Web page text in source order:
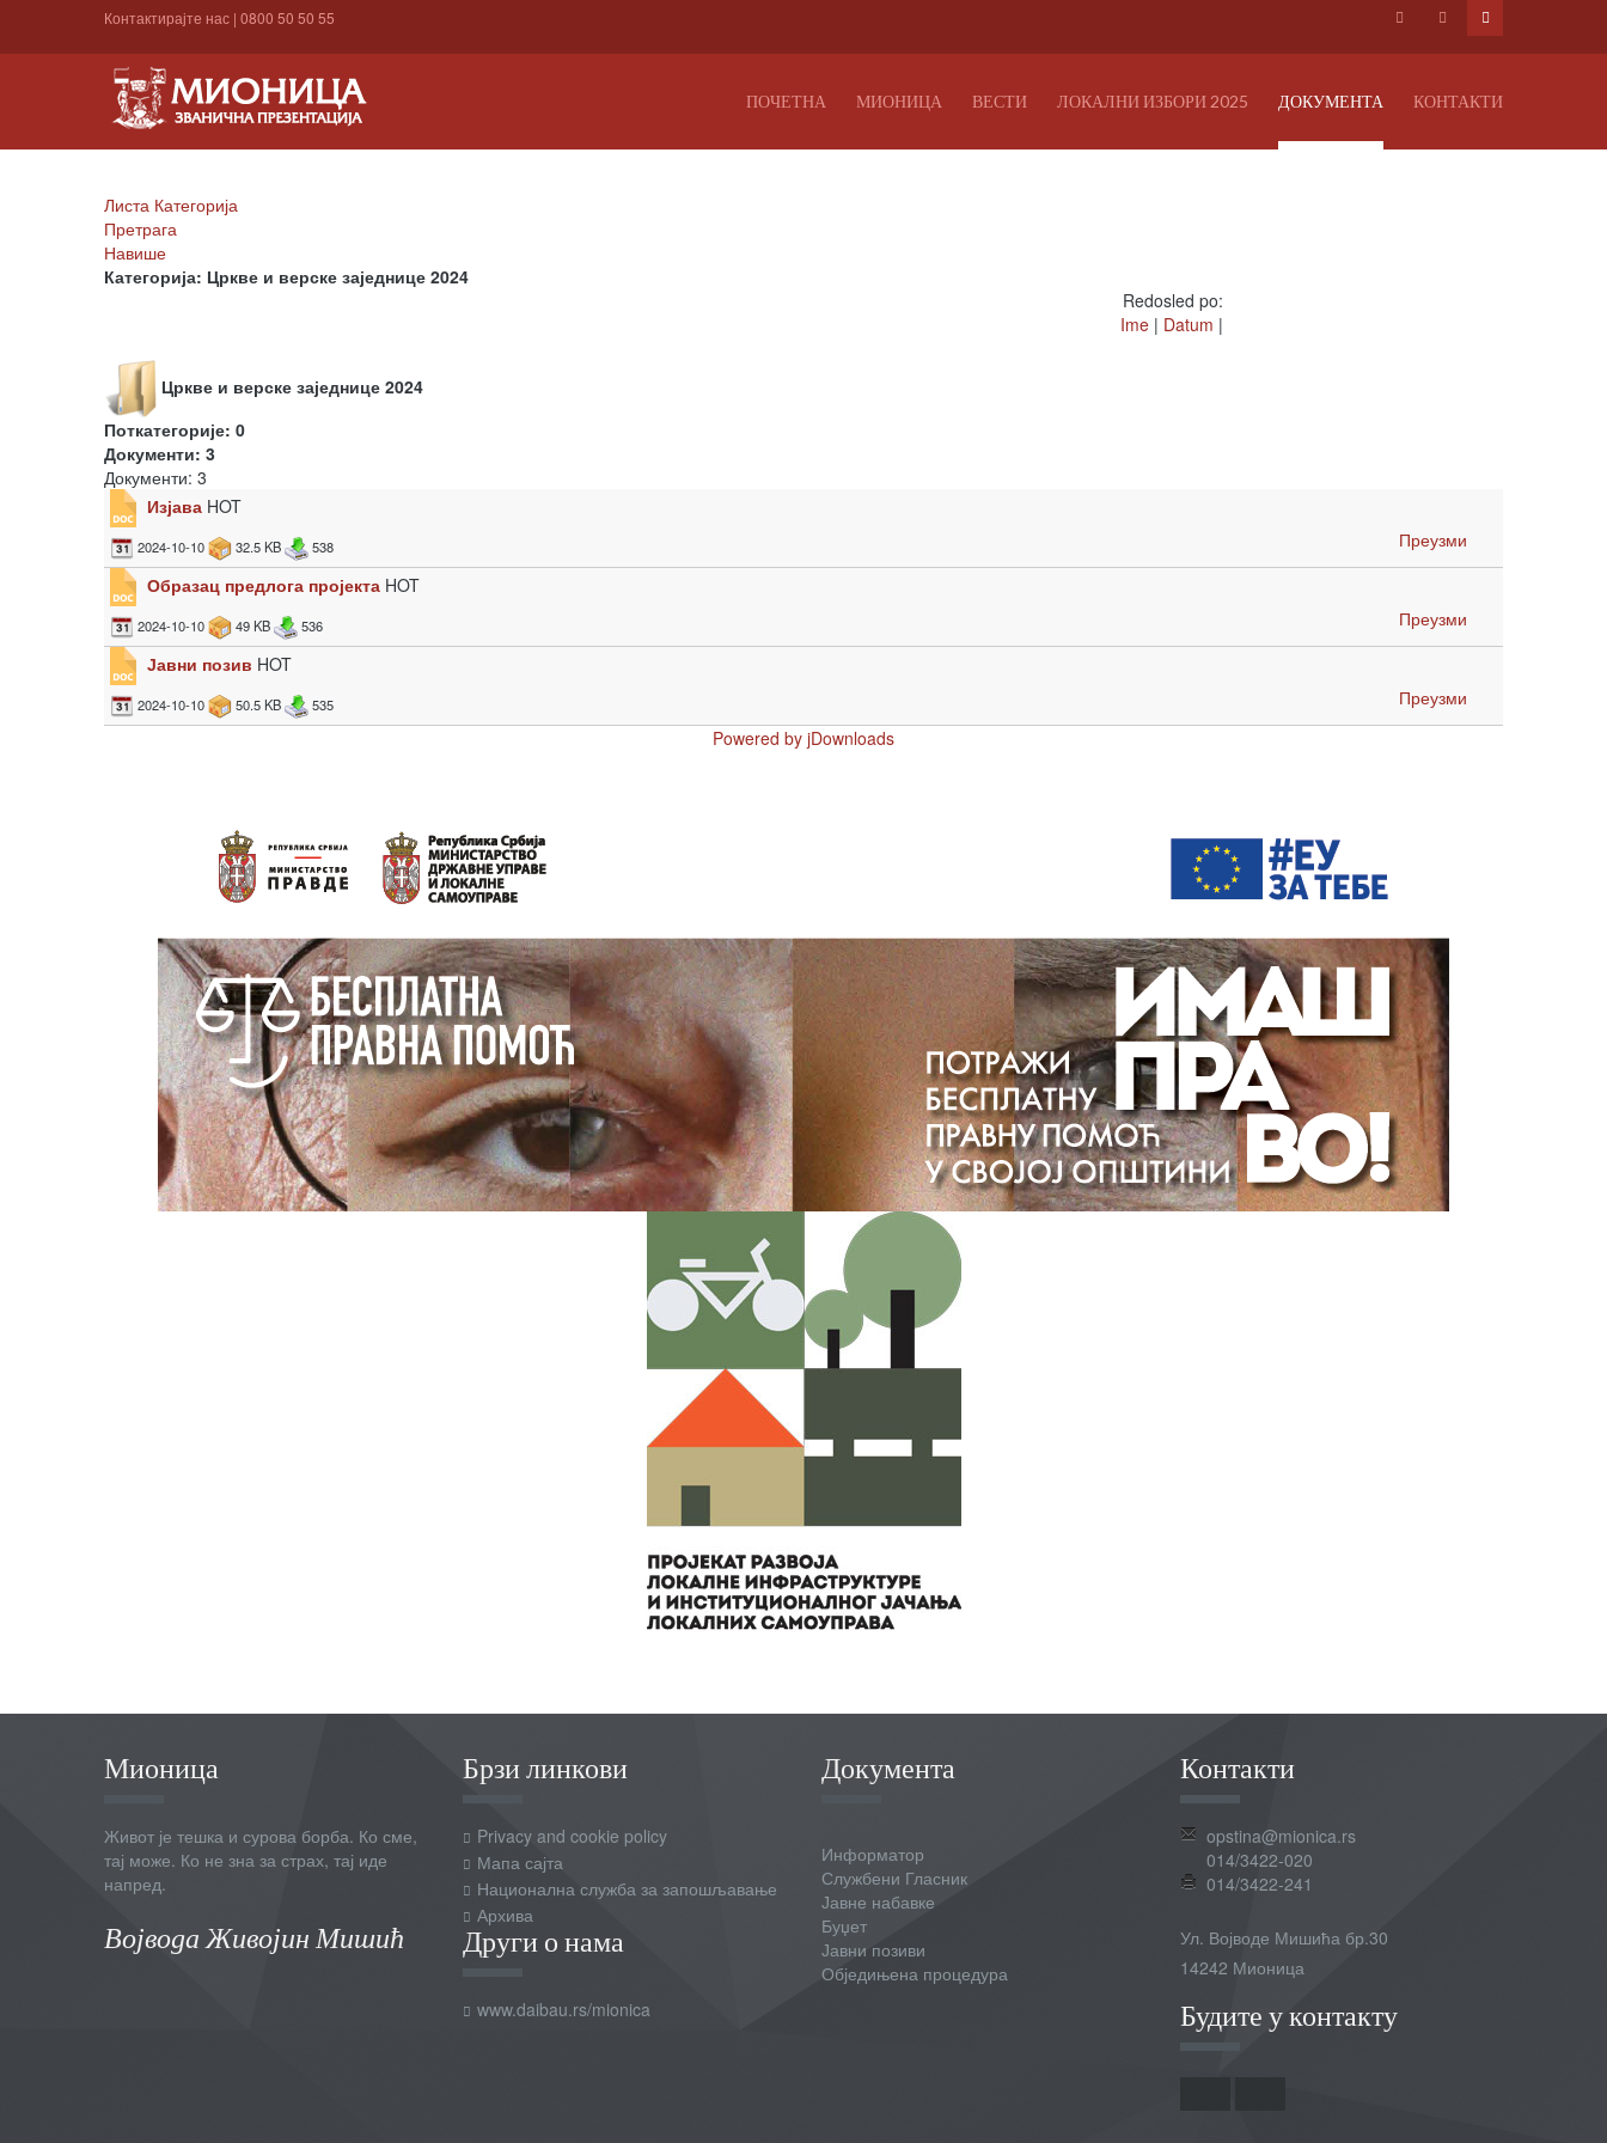
Контактирајте нас | 0800 50 50 55
ПОЧЕТНА МИОНИЦА ВЕСТИ ЛОКАЛНИ ИЗБОРИ 2025 ДОКУМЕНТА КОНТАКТИ
Листа Категорија
Претрага
Навише
Категорија: Цркве и верске заједнице 2024
Redosled po:
Ime | Datum |
Цркве и верске заједнице 2024
Поткатегорије: 0
Документи: 3
Документи: 3
Изјава HOT
2024-10-10 32.5 KB 538
Преузми
Образац предлога пројекта HOT
2024-10-10 49 KB 536
Преузми
Јавни позив HOT
2024-10-10 50.5 KB 535
Преузми
Powered by jDownloads
Мионица
Живот је тешка и сурова борба. Ко сме,
тај може. Ко не зна за страх, тај иде
напред.
Војвода Живојин Мишић
Брзи линкови
Privacy and cookie policy
Мапа сајта
Национална служба за запошљавање
Архива
Други о нама
www.daibau.rs/mionica
Документа
Информатор
Службени Гласник
Јавне набавке
Буџет
Јавни позиви
Обједињена процедура
Контакти
opstina@mionica.rs
014/3422-020
014/3422-241
Ул. Војводе Мишића бр.30
14242 Мионица
Будите у контакту